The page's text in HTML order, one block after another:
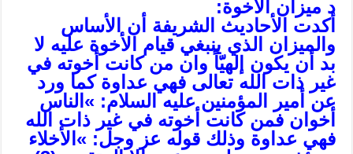
د ميزان الأخوة:
أكدت الأحاديث الشريفة أن الأساس
والميزان الذي ينبغي قيام الأخوة عليه لا
بد أن يكون إلهيّاً وان من كانت أخوته في
غير ذات الله تعالى فهي عداوة كما ورد
عن أمير المؤمنين عليه السلام: »الناس
أخوان فمن كانت أخوته في غير ذات الله
فهي عداوة وذلك قوله عز وجل: »الأخلاء